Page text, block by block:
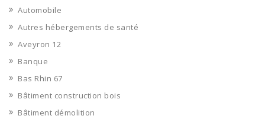
Automobile
Autres hébergements de santé
Aveyron 12
Banque
Bas Rhin 67
Bâtiment construction bois
Bâtiment démolition